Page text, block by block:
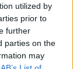
utilized by
prior to
further
parties on the
may